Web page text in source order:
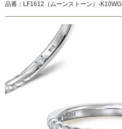
品番：LF1612（ムーンストーン）-K10WG